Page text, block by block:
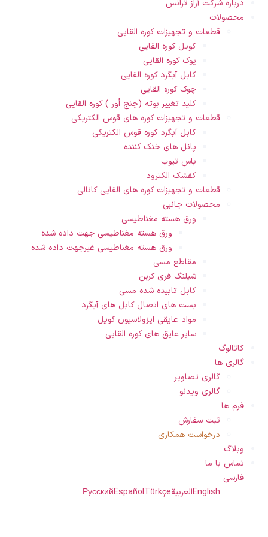
درباره شرکت آراز ترانس
محصولات
قطعات و تجهیزات کوره القایی
کویل کوره القایی
یوک کوره القایی
کابل آبگرد کوره القایی
چوک کوره القایی
کلید تغییر بوته (چنج اُور ) کوره القایی
قطعات و تجهیزات کوره های قوس الکتریکی
کابل آبگرد کوره قوس الکتریکی
پانل های خنک کننده
باس تیوب
کفشک الکترود
قطعات و تجهیزات کوره های القایی کانالی
محصولات جانبی
ورق هسته مغناطیسی
ورق هسته مغناطیسی جهت داده شده
ورق هسته مغناطیسی غیرجهت داده شده
مقاطع مسی
شیلنگ فری کربن
کابل تابیده شده مسی
بست های اتصال کابل های آبگرد
مواد عایقی ایزولاسیون کویل
سایر عایق های کوره القایی
کاتالوگ
گالری ها
گالری تصاویر
گالری ویدئو
فرم ها
ثبت سفارش
درخواست همکاری
وبلاگ
تماس با ما
فارسی
Englishالعربية РусскийEspañolTürkçe